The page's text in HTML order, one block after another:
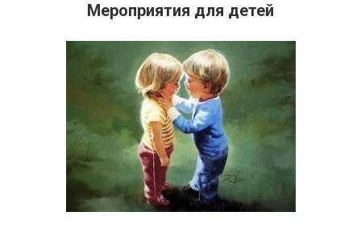
Мероприятия для детей